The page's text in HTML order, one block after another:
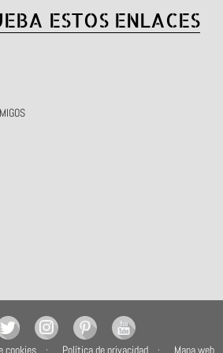
ESTOS ENLACES
cookies Política de privacidad Mapa web